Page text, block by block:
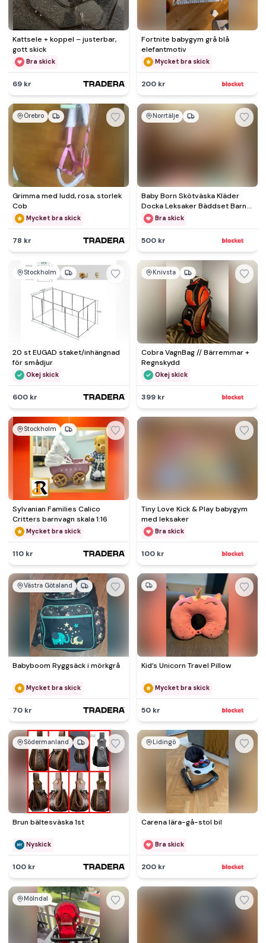
Kattsele + koppel – justerbar,
gott skick
Bra skick
69 kr
Fortnite babygym grå blå
elefantmotiv
Mycket bra skick
200 kr
Örebro
Grimma med ludd, rosa, storlek
Cob
Mycket bra skick
78 kr
Norrtälje
Baby Born Skötväska Kläder
Docka Leksaker Bäddset Barn
Leksak Toys
Bra skick
500 kr
Stockholm
20 st EUGAD staket/inhängnad
för smådjur
Okej skick
600 kr
Knivsta
Cobra VagnBag // Bärremmar +
Regnskydd
Okej skick
399 kr
Stockholm
Sylvanian Families Calico
Critters barnvagn skala 1:16
Mycket bra skick
110 kr
Tiny Love Kick & Play babygym
med leksaker
Bra skick
100 kr
Västra Götaland
Babyboom Ryggsäck i mörkgrå
Mycket bra skick
70 kr
Kid’s Unicorn Travel Pillow
Mycket bra skick
50 kr
Södermanland
Brun bältesväska 1st
Nyskick
100 kr
Lidingö
Carena lära-gå-stol bil
Bra skick
200 kr
Mölndal